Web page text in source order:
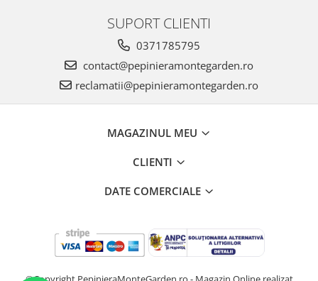
SUPORT CLIENTI
0371785795
contact@pepinieramontegarden.ro
reclamatii@pepinieramontegarden.ro
MAGAZINUL MEU
CLIENTI
DATE COMERCIALE